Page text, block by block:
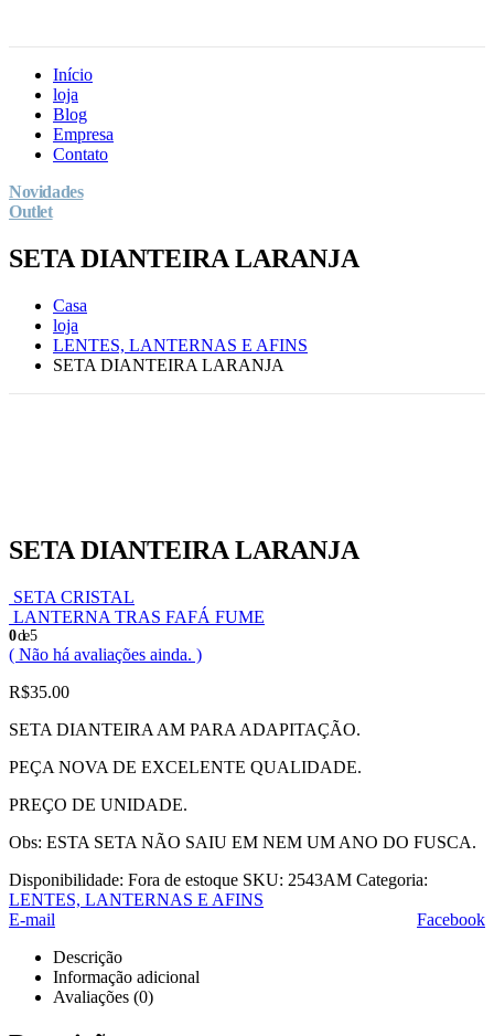
Início
loja
Blog
Empresa
Contato
Novidades
Outlet
SETA DIANTEIRA LARANJA
Casa
loja
LENTES, LANTERNAS E AFINS
SETA DIANTEIRA LARANJA
SETA DIANTEIRA LARANJA
SETA CRISTAL
LANTERNA TRAS FAFÁ FUME
0de 5
( Não há avaliações ainda. )
R$35.00
SETA DIANTEIRA AM PARA ADAPITAÇÃO.
PEÇA NOVA DE EXCELENTE QUALIDADE.
PREÇO DE UNIDADE.
Obs: ESTA SETA NÃO SAIU EM NEM UM ANO DO FUSCA.
Disponibilidade: Fora de estoque SKU: 2543AM Categoria:
LENTES, LANTERNAS E AFINS
Facebook
E-mail
Descrição
Informação adicional
Avaliações (0)